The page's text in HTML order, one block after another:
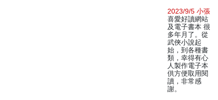
2023/9/5 小張
喜愛好讀網站
及電子書本 很
多年月了。從
武俠小說起
始，到各種書
類，幸得有心
人製作電子本
供方便取用閱
讀，非常感
謝。